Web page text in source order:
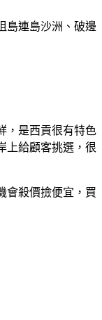
島連島沙洲、破邊
，是西貢很有特色
上給顧客挑選，很
會殺價撿便宜，買